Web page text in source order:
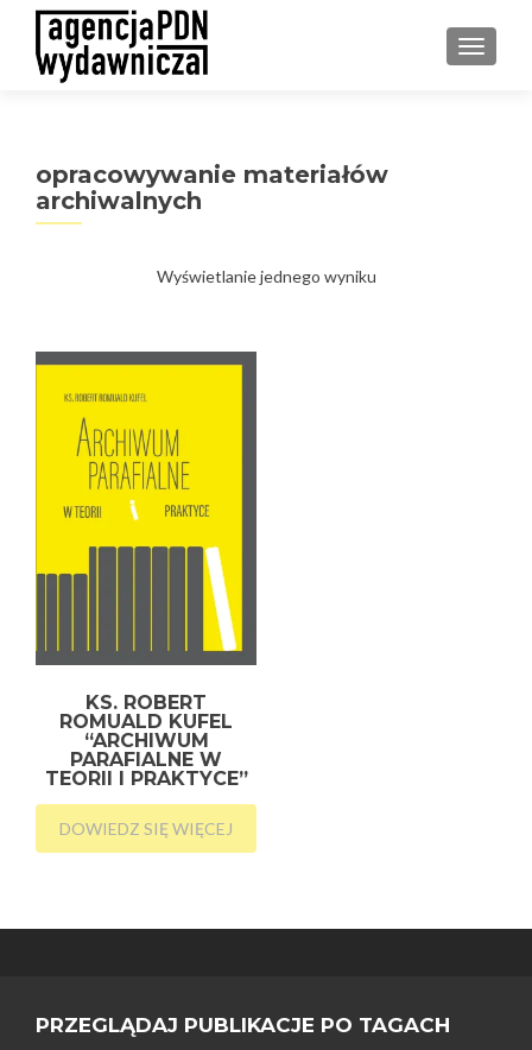
opracowywanie materiałów
archiwalnych
Wyświetlanie jednego wyniku
KS. ROBERT
ROMUALD KUFEL
“ARCHIWUM
PARAFIALNE W
TEORII I PRAKTYCE”
DOWIEDZ SIĘ WIĘCEJ
PRZEGLĄDAJ PUBLIKACJE PO TAGACH